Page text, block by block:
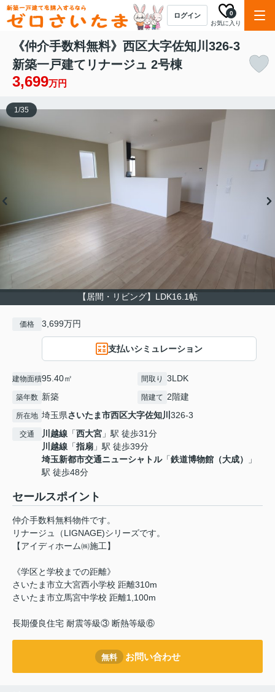
ログイン
お気に入り
0
《仲介手数料無料》西区大字佐知川326-3
新築一戸建てリナージュ 2号棟
3,699万円
【居間・リビング】LDK16.1帖
1/35
価格 3,699万円
支払いシミュレーション
建物面積95.40㎡ 間取り 3LDK
築年数 新築 階建て 2階建
所在地 埼玉県さいたま市西区大字佐知川 326-3
交通 川越線 「西大宮 」駅 徒歩31分
川越線 「指扇 」駅 徒歩39分
埼玉新都市交通ニューシャトル「鉄道博物館（大成）
」
駅 徒歩48分
セールスポイント
仲介手数料無料物件です。
リナージュ（LIGNAGE)シリーズです。
【アイディホーム㈱施工】
《学区と学校までの距離》
さいたま市立大宮西小学校 距離310m
さいたま市立馬宮中学校 距離1,100m
長期優良住宅 耐震等級③ 断熱等級⑥
無料 お問い合わせ